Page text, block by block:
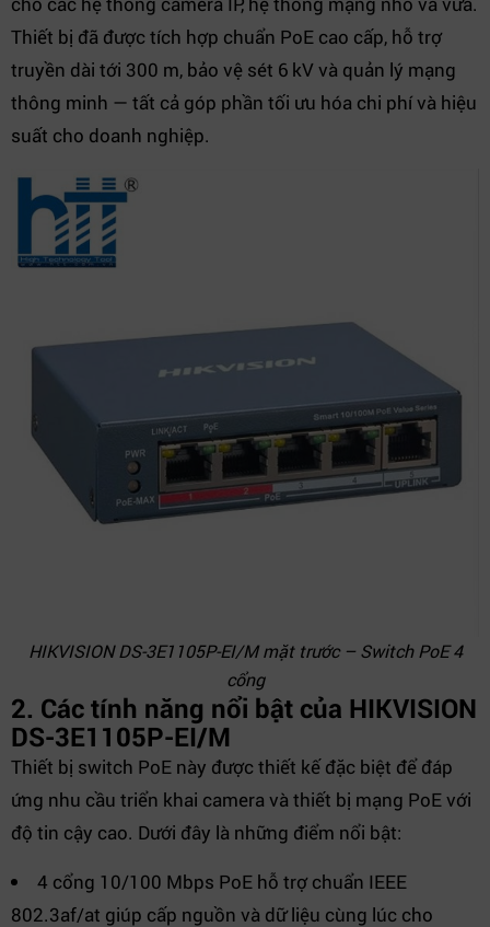
Thiết bị đã được tích hợp chuẩn PoE cao cấp, hỗ trợ
truyền dài tới 300 m, bảo vệ sét 6 kV và quản lý mạng
thông minh — tất cả góp phần tối ưu hóa chi phí và hiệu
suất cho doanh nghiệp.
HIKVISION DS-3E1105P-EI/M mặt trước – Switch PoE 4
cổng
2. Các tính năng nổi bật của HIKVISION
DS-3E1105P-EI/M
Thiết bị switch PoE này được thiết kế đặc biệt để đáp
ứng nhu cầu triển khai camera và thiết bị mạng PoE với
độ tin cậy cao. Dưới đây là những điểm nổi bật:
4 cổng 10/100 Mbps PoE hỗ trợ chuẩn IEEE
802.3af/at giúp cấp nguồn và dữ liệu cùng lúc cho